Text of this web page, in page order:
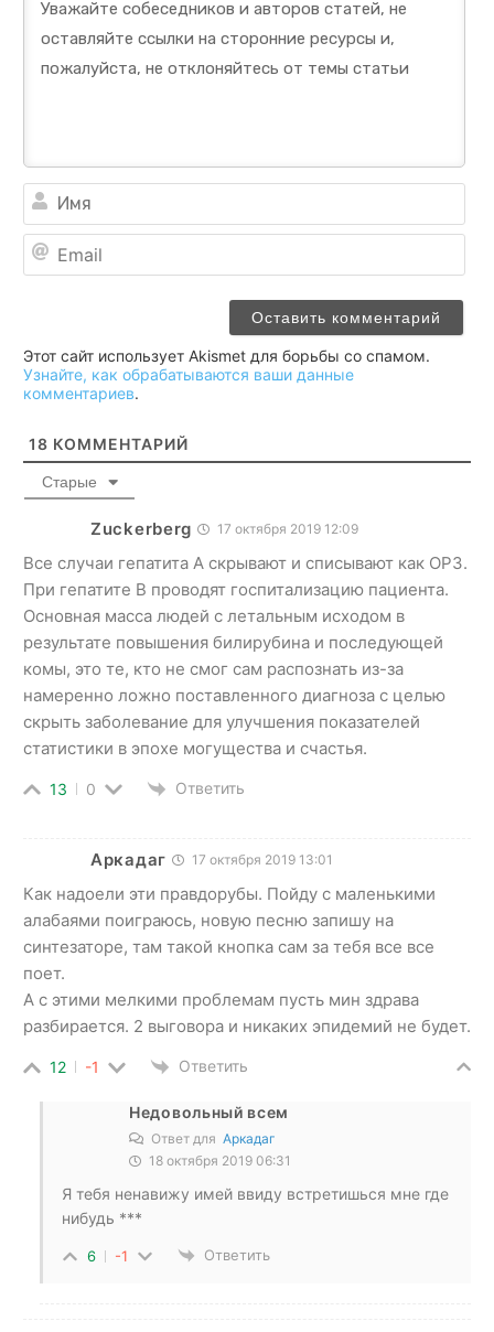
Этот сайт использует Akismet для борьбы со спамом.
Узнайте, как обрабатываются ваши данные
комментариев.
18 КОММЕНТАРИЙ
Старые
Zuckerberg 17 октября 2019 12:09
Все случаи гепатита А скрывают и списывают как ОРЗ.
При гепатите В проводят госпитализацию пациента.
Основная масса людей с летальным исходом в
результате повышения билирубина и последующей
комы, это те, кто не смог сам распознать из-за
намеренно ложно поставленного диагноза с целью
скрыть заболевание для улучшения показателей
статистики в эпохе могущества и счастья.
13 0 Ответить
Аркадаг 17 октября 2019 13:01
Как надоели эти правдорубы. Пойду с маленькими
алабаями поиграюсь, новую песню запишу на
синтезаторе, там такой кнопка сам за тебя все все
поет.
А с этими мелкими проблемам пусть мин здрава
разбирается. 2 выговора и никаких эпидемий не будет.
12 -1 Ответить
Недовольный всем
Ответ для Аркадаг
18 октября 2019 06:31
Я тебя ненавижу имей ввиду встретишься мне где
нибудь ***
6 -1 Ответить